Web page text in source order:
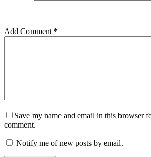
Add Comment *
Save my name and email in this browser
comment.
Notify me of new posts by email.